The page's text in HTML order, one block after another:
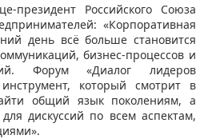
президент Российского Союза
«Корпоративная
день всё больше становится
бизнес-процессов и
Форум «Диалог лидеров
который смотрит в
общий язык поколениям, а
дискуссий по всем аспектам,